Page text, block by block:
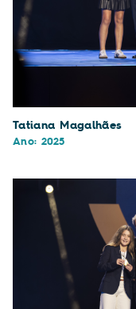
Tatiana Magalhães
Ano: 2025